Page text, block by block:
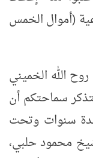
(أموال الخمس
الله الخميني
سماحتكم أن
سنوات وتحت
محمود حلبي،